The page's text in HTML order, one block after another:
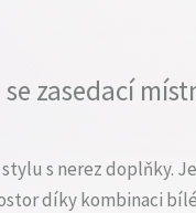
zasedací
s nerez doplňky.
díky kombinaci